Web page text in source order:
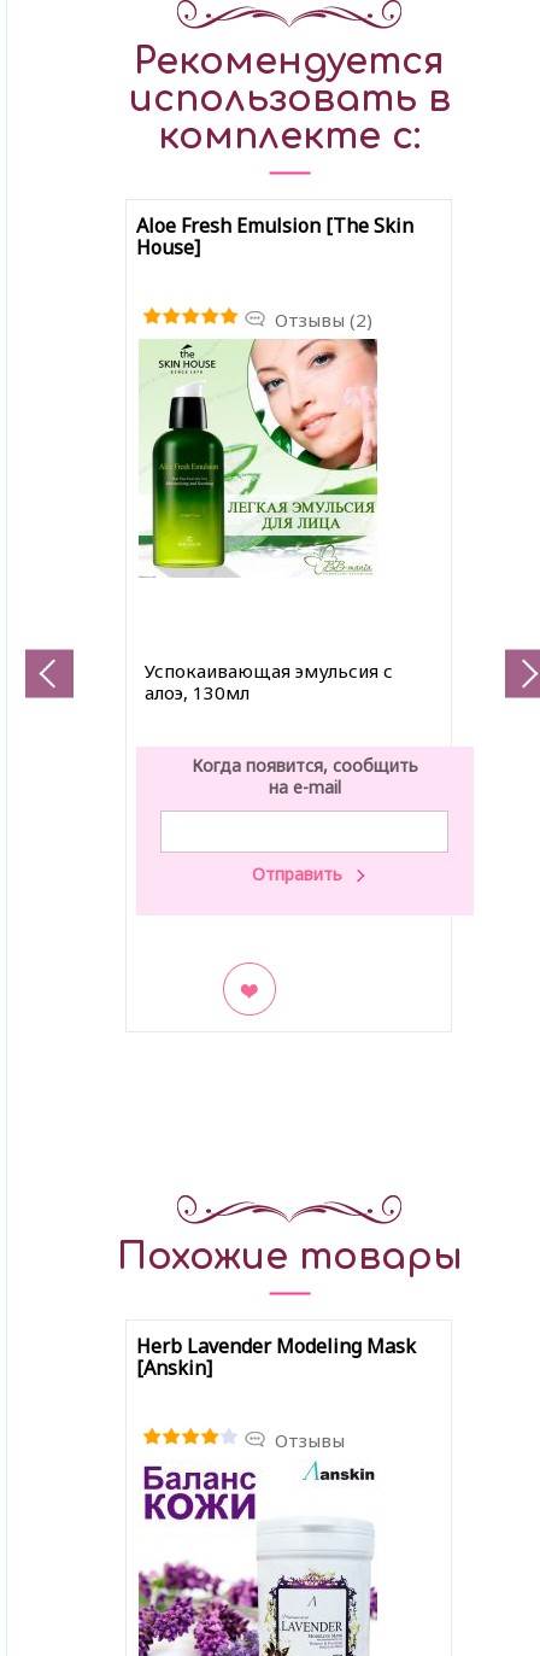
Рекомендуется
использовать в
комплекте с:
Aloe Fresh Emulsion [The Skin
House]
Отзывы (2)
Успокаивающая эмульсия с
алоэ, 130мл
Когда появится, сообщить
на e-mail
Похожие товары
Herb Lavender Modeling Mask
[Anskin]
Отзывы